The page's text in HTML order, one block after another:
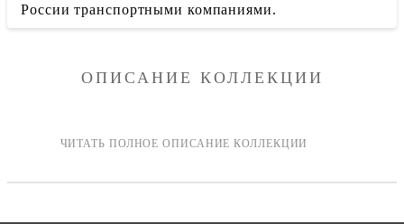
России транспортными компаниями.
ОПИСАНИЕ КОЛЛЕКЦИИ